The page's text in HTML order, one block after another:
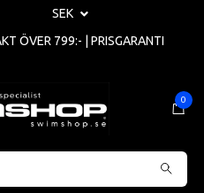
SEK
ÖVER 799:- | PRISGARANTI
0